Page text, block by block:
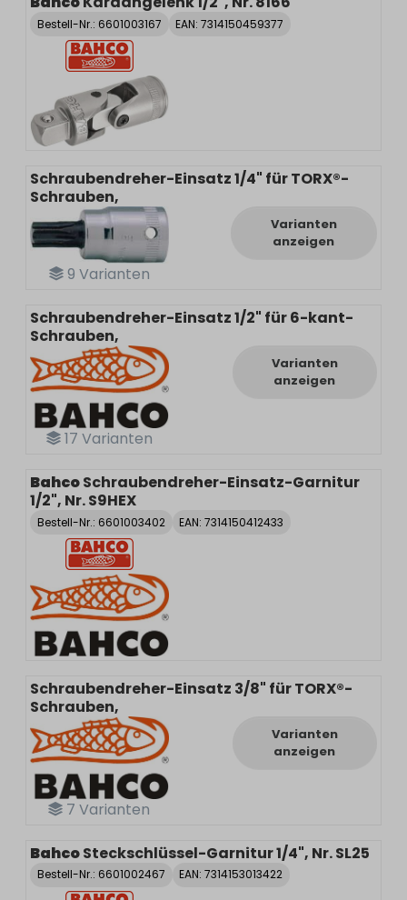
Bestell-Nr.: 6601003167 EAN: 7314150459377
9 Varianten
Schraubendreher-Einsatz 1/4" für TORX®-
Schrauben,
Varianten
anzeigen
17 Varianten
Schraubendreher-Einsatz 1/2" für 6-kant-
Schrauben,
Varianten
anzeigen
BahcoSchraubendreher-Einsatz-Garnitur
1/2", Nr. S9HEX
Bestell-Nr.: 6601003402 EAN: 7314150412433
7 Varianten
Schraubendreher-Einsatz 3/8" für TORX®-
Schrauben,
Varianten
anzeigen
BahcoSteckschlüssel-Garnitur 1/4", Nr. SL25
Bestell-Nr.: 6601002467 EAN: 7314153013422